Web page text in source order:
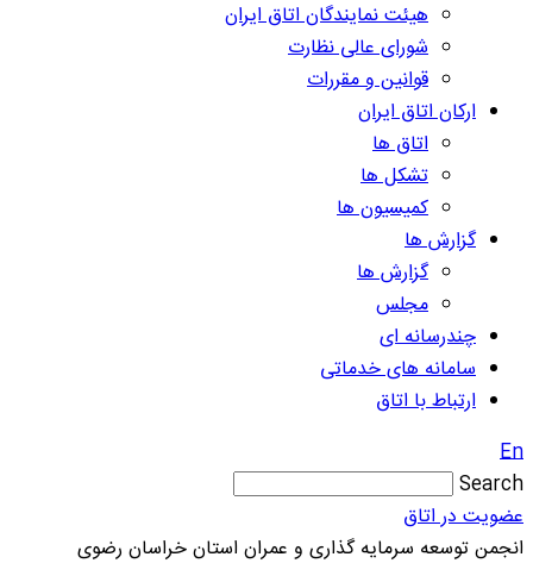
هیئت نمایندگان اتاق ایران
شورای عالی نظارت
قوانین و مقررات
ارکان اتاق ایران
اتاق ها
تشکل ها
کمیسیون ها
گزارش ها
گزارش ها
مجلس
چندرسانه ای
سامانه های خدماتی
ارتباط با اتاق
En
Search
عضویت در اتاق
انجمن توسعه سرمایه گذاری و عمران استان خراسان رضوی